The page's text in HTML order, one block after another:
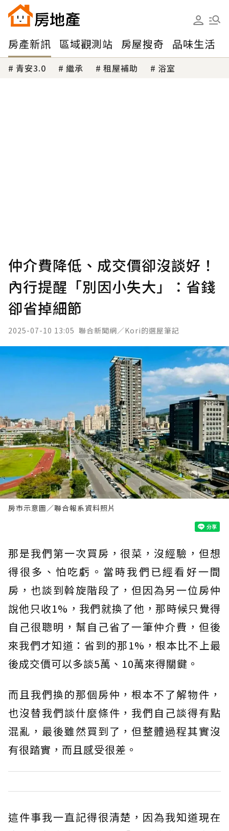
房產新訊 區域觀測站 房屋搜奇 品味生活
青安3.0 繼承 租屋補助 浴室
仲介費降低、成交價卻沒談好！
內行提醒「別因小失大」：省錢
卻省掉細節
2025-07-10 13:05 聯合新聞網／Kori的選屋筆記
房市示意圖／聯合報系資料照片
那是我們第一次買房，很菜，沒經驗，但想
得很多、怕吃虧。當時我們已經看好一間
房，也談到斡旋階段了，但因為另一位房仲
說他只收1%，我們就換了他，那時候只覺得
自己很聰明，幫自己省了一筆仲介費，但後
來我們才知道：省到的那1%，根本比不上最
後成交價可以多談5萬、10萬來得關鍵。
而且我們換的那個房仲，根本不了解物件，
也沒替我們談什麼條件，我們自己談得有點
混亂，最後雖然買到了，但整體過程其實沒
有很踏實，而且感受很差。
這件事我一直記得很清楚，因為我知道現在